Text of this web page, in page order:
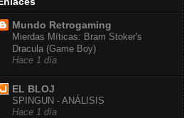
Mundo Retrogaming
Mierdas Míticas: Bram Stoker's
Dracula (Game Boy)
Hace 1 día
EL BLOJ
SPINGUN - ANÁLISIS
Hace 1 día